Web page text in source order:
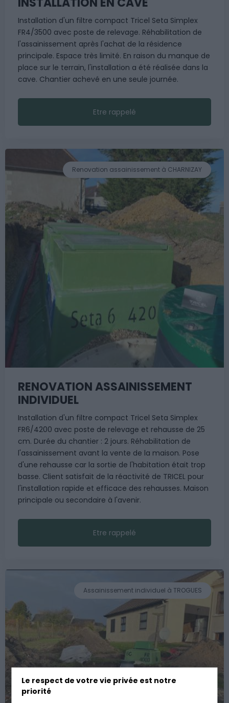
Le respect de votre vie privée est notre
priorité
Installation d'un filtre compact Tricel Seta Simplex
FR4/3500 avec poste de relevage. Réhabilitation de
l'assainissement après l'achat de la résidence
principale. Espace très limité. En raison du manque de
place sur le terrain, l'installation a été réalisée dans la
cave. Chantier achevé en une seule journée.
Etre rappelé
Renovation assainissement à CHARNIZAY
RENOVATION ASSAINISSEMENT
INDIVIDUEL
Installation d'un filtre compact Tricel Seta Simplex
FR6/4200 avec poste de relevage et rehausse de 25
cm. Durée du chantier : 2 jours. Réhabilitation de
l'assainissement avant la vente de la maison. Pose
d'une rehausse car la sortie de l'habitation était trop
basse. Client satisfait de la réactivité de TRICEL pour
l'installation rapide et efficace des rehausses. Maison
principale ou secondaire à l'avenir.
Etre rappelé
Assainissement individuel à TROGUES